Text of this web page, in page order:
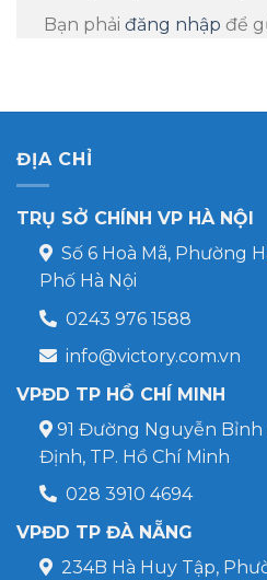
Bạn phải đăng nhập để
ĐỊA CHỈ
TRỤ SỞ CHÍNH VP HÀ NỘI
Số 6 Hoà Mã, Phường
Phố Hà Nội
0243 976 1588
info@victory.com.vn
VPĐD TP HỒ CHÍ MINH
91 Đường Nguyễn Bỉnh
Định, TP. Hồ Chí Minh
028 3910 4694
VPĐD TP ĐÀ NẴNG
234B Hà Huy Tập,